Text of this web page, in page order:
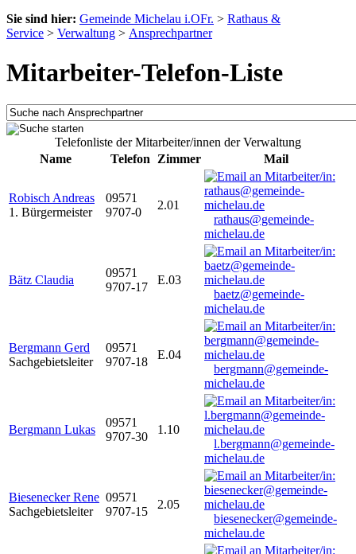
Sie sind hier: Gemeinde Michelau i.OFr. > Rathaus &
Service > Verwaltung > Ansprechpartner
Mitarbeiter-Telefon-Liste
Telefonliste der Mitarbeiter/innen der Verwaltung
Name
Telefon Zimmer Mail
Robisch Andreas
1. Bürgermeister
09571
9707-0
2.01
rathaus@gemeinde-
michelau.de
Bätz Claudia
09571
9707-17
E.03
baetz@gemeinde-
michelau.de
Bergmann Gerd
Sachgebietsleiter
09571
9707-18
E.04
bergmann@gemeinde-
michelau.de
Bergmann Lukas
09571
9707-30
1.10
l.bergmann@gemeinde-
michelau.de
Biesenecker Rene
Sachgebietsleiter
09571
9707-15
2.05
biesenecker@gemeinde-
michelau.de